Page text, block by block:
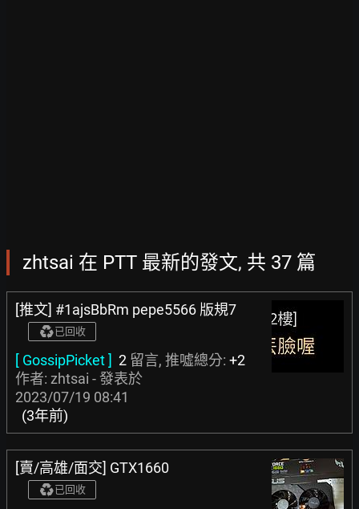
zhtsai 在 PTT 最新的發文, 共 37 篇
[推文] #1ajsBbRm pepe5566 版規7
已回收
[ GossipPicket ] 2 留言, 推噓總分: +2
作者: zhtsai - 發表於
2023/07/19 08:41
(3年前)
[賣/高雄/面交] GTX1660
已回收